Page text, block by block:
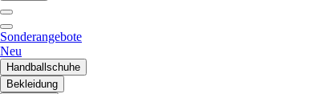
Sonderangebote
Neu
Handballschuhe
Bekleidung